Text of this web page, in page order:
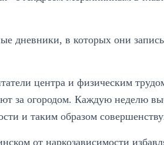
дневники, в которых они
центра и физическим
за огородом. Каждую неделю
и таким образом